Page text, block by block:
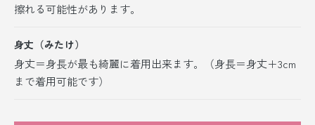
擦れる可能性があります。
身丈（みたけ）
身丈＝身長が最も綺麗に着用出来ます。（身長＝身丈＋3cm
まで着用可能です）